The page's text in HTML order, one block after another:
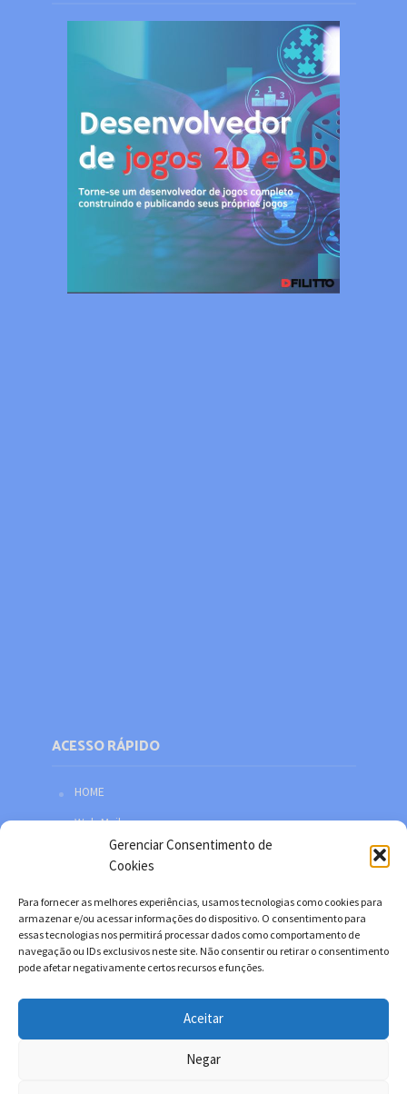
Gerenciar Consentimento de
Cookies
Para fornecer as melhores experiências, usamos tecnologias como cookies para
armazenar e/ou acessar informações do dispositivo. O consentimento para
essas tecnologias nos permitirá processar dados como comportamento de
navegação ou IDs exclusivos neste site. Não consentir ou retirar o consentimento
pode afetar negativamente certos recursos e funções.
Aceitar
Negar
ACESSO RÁPIDO
HOME
Web Mail
Política de privacidade
Facebook
Twitter
YouTube
Instagram